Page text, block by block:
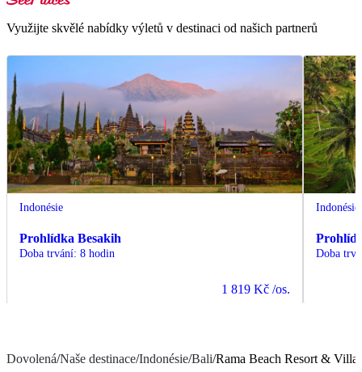
Využijte skvělé nabídky výletů v destinaci od našich partnerů
Indonésie
Prohlídka Besakih
Doba trvání: 8 hodin
1 819 Kč /os.
Indonésie
Doba
Dovolená/Naše destinace/Indonésie/Bali/Rama Beach Resort & Villas